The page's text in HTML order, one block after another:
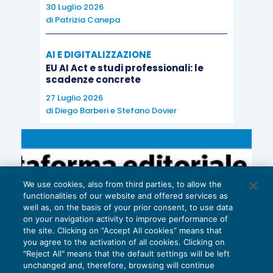
precedente 0,5%. Anche il commercio ha
contribuito allo 0,8% della crescita di T3.
USA: nessuna novità nello statement del FOMC
In ottobre
l’indice ISM non manifatturiero si è
in calo, pur restando su livelli molto elevati e
servizi e del settore estrattivo: indice di attività a
62,5 da 65,7, nuovi ordini a 61,5 da 61,6,
occupazione a 59,7 da 62,4, ordini all’export stabili
a 61, prezzi pagati a 61,7 da 64,2. I nuovi sussidi
di disoccupazione nella settimana conclusa il 3
30 Luglio 2026
di Patrizia Canepa
AI E DIGITALIZZAZIONE
EU AI Act e studi professionali: le
scadenze concrete
27 Luglio 2026
di Diego Barberie Stefano Dovier
We use cookies, also from third parties, to allow the
functionalities of our website and offered services as
well as, on the basis of your prior consent, to use data
on your navigation activity to improve performance of
the site. Clicking on “Accept All cookies” means that
you agree to the activation of all cookies. Clicking on
"Reject All" means that the default settings will be left
unchanged and, therefore, browsing will continue